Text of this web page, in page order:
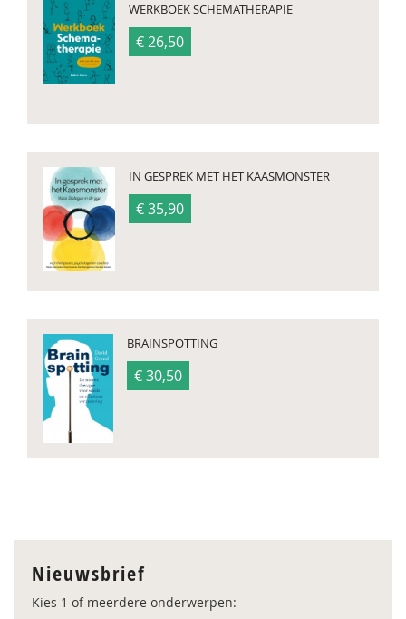
WERKBOEK SCHEMATHERAPIE
€ 26,50
IN GESPREK MET HET KAASMONSTER
€ 35,90
BRAINSPOTTING
€ 30,50
Nieuwsbrief
Kies 1 of meerdere onderwerpen: